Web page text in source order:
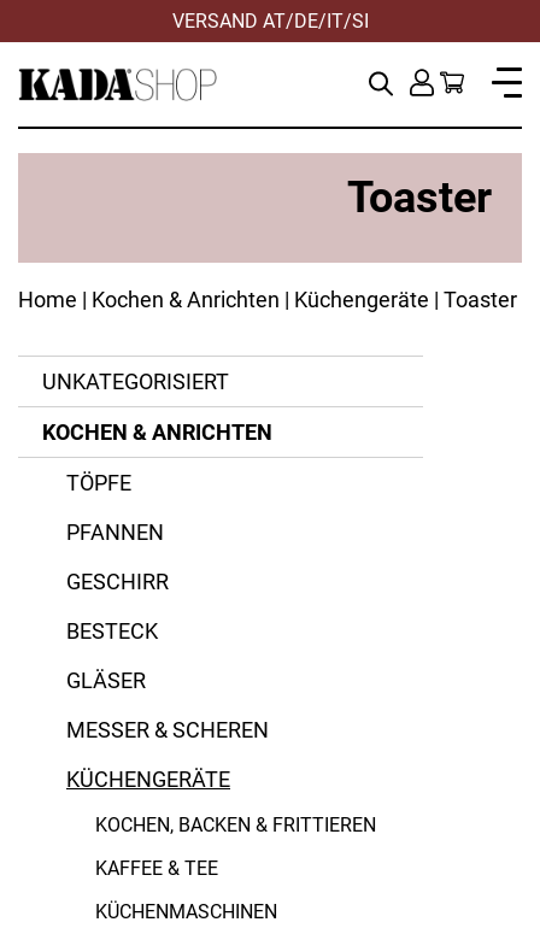
VERSAND AT/DE/IT/SI
Toaster
Home | Kochen & Anrichten | Küchengeräte | Toaster
UNKATEGORISIERT
KOCHEN & ANRICHTEN
TÖPFE
PFANNEN
GESCHIRR
BESTECK
GLÄSER
MESSER & SCHEREN
KÜCHENGERÄTE
KOCHEN, BACKEN & FRITTIEREN
KAFFEE & TEE
KÜCHENMASCHINEN
Antihaft
Cromargan Edelstahl
Kelomat
Kitchen Aid
ANWENDEN
ANWENDEN
ANWENDEN
ANWENDEN